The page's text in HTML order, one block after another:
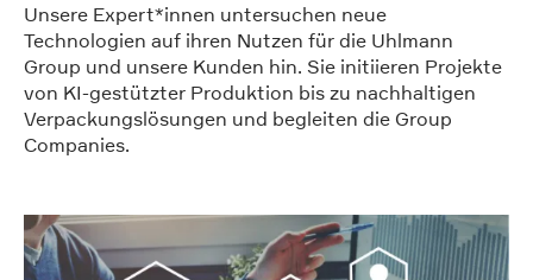
Unsere Expert*innen untersuchen neue
Technologien auf ihren Nutzen für die Uhlmann
Group und unsere Kunden hin. Sie initiieren Projekte
von KI-gestützter Produktion bis zu nachhaltigen
Verpackungslösungen und begleiten die Group
Companies.